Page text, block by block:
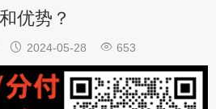
和优势？
 2024-05-28  653